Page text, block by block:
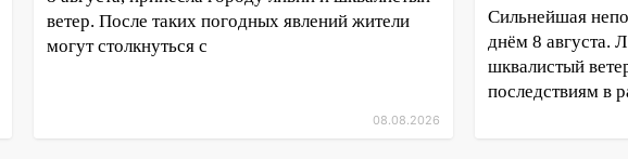
ветер. После таких погодных явлений жители
могут столкнуться с
08.08.2026
Сильнейшая
днём 8 августа.
шквалистый
последствиям в